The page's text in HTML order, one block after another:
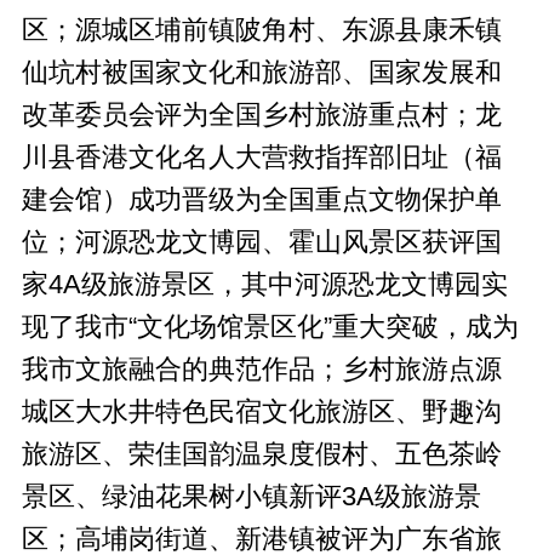
区；源城区埔前镇陂角村、东源县康禾镇
仙坑村被国家文化和旅游部、国家发展和
改革委员会评为全国乡村旅游重点村；龙
川县香港文化名人大营救指挥部旧址（福
建会馆）成功晋级为全国重点文物保护单
位；河源恐龙文博园、霍山风景区获评国
家4A级旅游景区，其中河源恐龙文博园实
现了我市“文化场馆景区化”重大突破，成为
我市文旅融合的典范作品；乡村旅游点源
城区大水井特色民宿文化旅游区、野趣沟
旅游区、荣佳国韵温泉度假村、五色茶岭
景区、绿油花果树小镇新评3A级旅游景
区；高埔岗街道、新港镇被评为广东省旅